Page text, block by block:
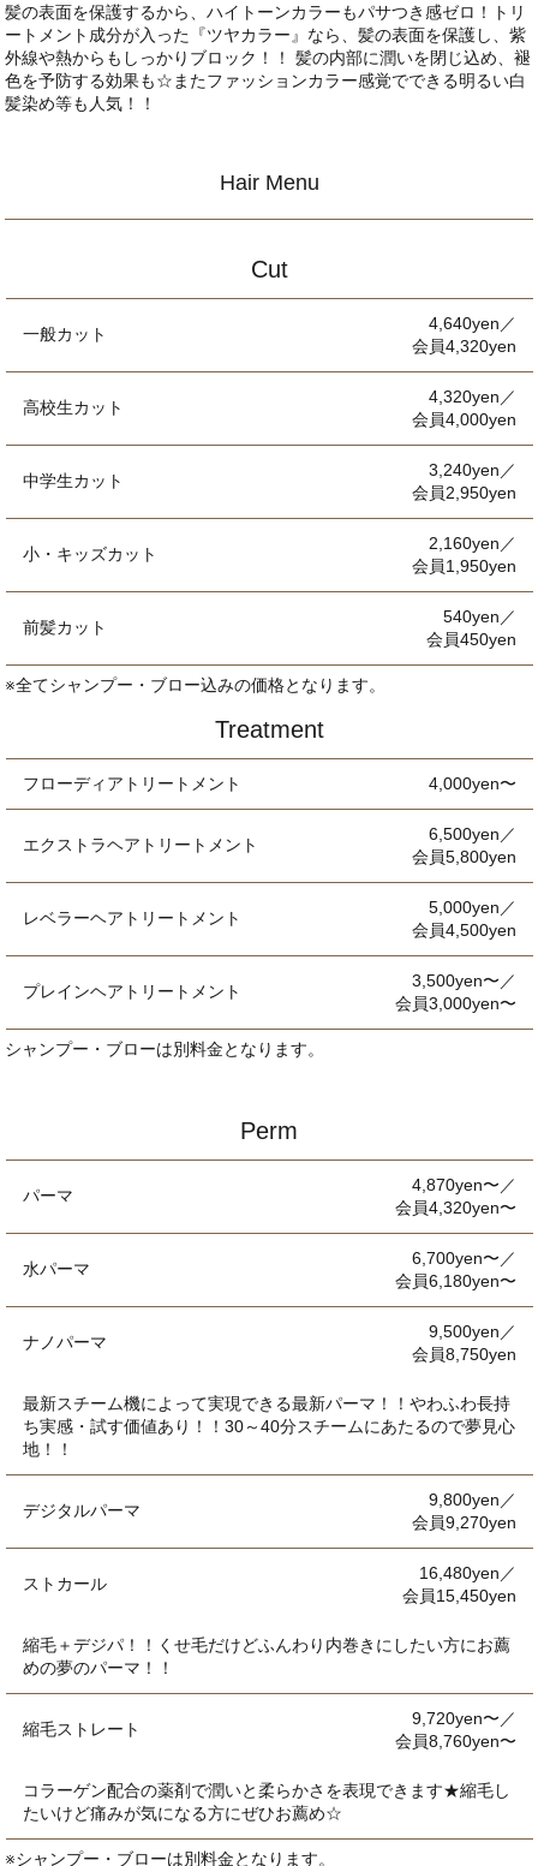
髪の表面を保護するから、ハイトーンカラーもパサつき感ゼロ！トリ
ートメント成分が入った『ツヤカラー』なら、髪の表面を保護し、紫
外線や熱からもしっかりブロック！！ 髪の内部に潤いを閉じ込め、褪
色を予防する効果も☆またファッションカラー感覚でできる明るい白
髪染め等も人気！！
Hair Menu
Cut
一般カット
4,640yen／
会員4,320yen
高校生カット
4,320yen／
会員4,000yen
中学生カット
3,240yen／
会員2,950yen
小・キッズカット
2,160yen／
会員1,950yen
前髪カット
540yen／
会員450yen
※全てシャンプー・ブロー込みの価格となります。
Treatment
フローディアトリートメント 4,000yen〜
エクストラヘアトリートメント
6,500yen／
会員5,800yen
レベラーヘアトリートメント
5,000yen／
会員4,500yen
プレインヘアトリートメント
3,500yen〜／
会員3,000yen〜
シャンプー・ブローは別料金となります。
Perm
パーマ
4,870yen〜／
会員4,320yen〜
水パーマ
6,700yen〜／
会員6,180yen〜
ナノパーマ
9,500yen／
会員8,750yen
最新スチーム機によって実現できる最新パーマ！！やわふわ長持
ち実感・試す価値あり！！30～40分スチームにあたるので夢見心
地！！
デジタルパーマ
9,800yen／
会員9,270yen
ストカール
16,480yen／
会員15,450yen
縮毛＋デジパ！！くせ毛だけどふんわり内巻きにしたい方にお薦
めの夢のパーマ！！
縮毛ストレート
9,720yen〜／
会員8,760yen〜
コラーゲン配合の薬剤で潤いと柔らかさを表現できます★縮毛し
たいけど痛みが気になる方にぜひお薦め☆
※シャンプー・ブローは別料金となります。